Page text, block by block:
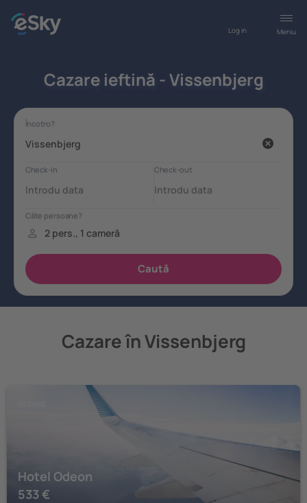
Meniu
Log in
Cazare ieftină - Vissenbjerg
Cazare în Vissenbjerg
Hotel Odeon
533 €